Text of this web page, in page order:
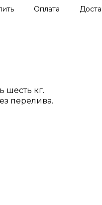
Оплата
шесть кг.
перелива.